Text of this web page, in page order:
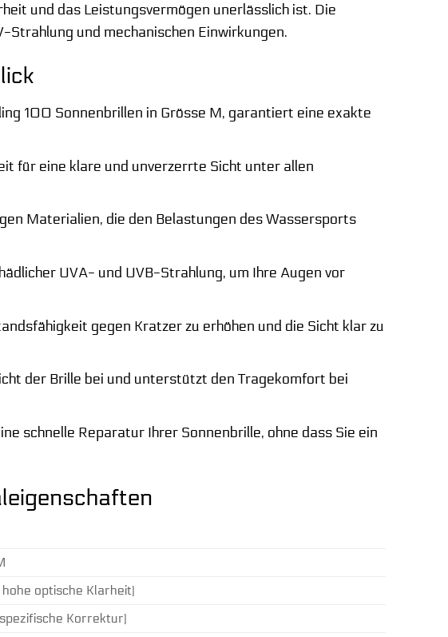
und das Leistungsvermögen unerlässlich ist. Die
und mechanischen Einwirkungen.
100 Sonnenbrillen in Grösse M, garantiert eine exakte
für eine klare und unverzerrte Sicht unter allen
Materialien, die den Belastungen des Wassersports
UVA- und UVB-Strahlung, um Ihre Augen vor
gegen Kratzer zu erhöhen und die Sicht klar zu
der Brille bei und unterstützt den Tragekomfort bei
schnelle Reparatur Ihrer Sonnenbrille, ohne dass Sie ein
optische Klarheit)
Korrektur)